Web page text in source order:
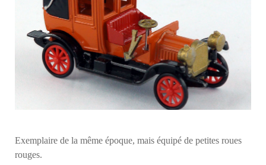
Exemplaire de la même époque, mais équipé de petites roues
rouges.